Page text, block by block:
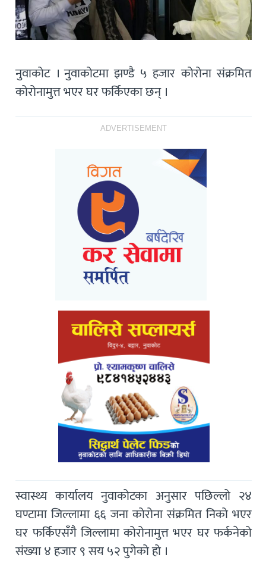
नुवाकोट । नुवाकोटमा झण्डै ५ हजार कोरोना संक्रमित
कोरोनामुत्त भएर घर फर्किएका छन् ।
ADVERTISEMENT
स्वास्थ्य कार्यालय नुवाकोटका अनुसार पछिल्लो २४
घण्टामा जिल्लामा ६६ जना कोरोना संक्रमित निको भएर
घर फर्किएसँगै जिल्लामा कोरोनामुत्त भएर घर फर्कनेको
संख्या ४ हजार ९ सय ५२ पुगेको हो ।